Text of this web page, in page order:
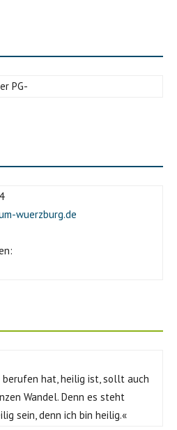
PG-
wuerzburg.de
berufen hat, heilig ist, sollt auch
Wandel. Denn es steht
sein, denn ich bin heilig.«